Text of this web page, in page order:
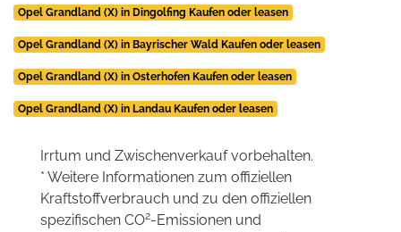
Opel Grandland (X) in Dingolfing Kaufen oder leasen
Opel Grandland (X) in Bayrischer Wald Kaufen oder leasen
Opel Grandland (X) in Osterhofen Kaufen oder leasen
Opel Grandland (X) in Landau Kaufen oder leasen
Irrtum und Zwischenverkauf vorbehalten.
* Weitere Informationen zum offiziellen
Kraftstoffverbrauch und zu den offiziellen
spezifischen CO2-Emissionen und